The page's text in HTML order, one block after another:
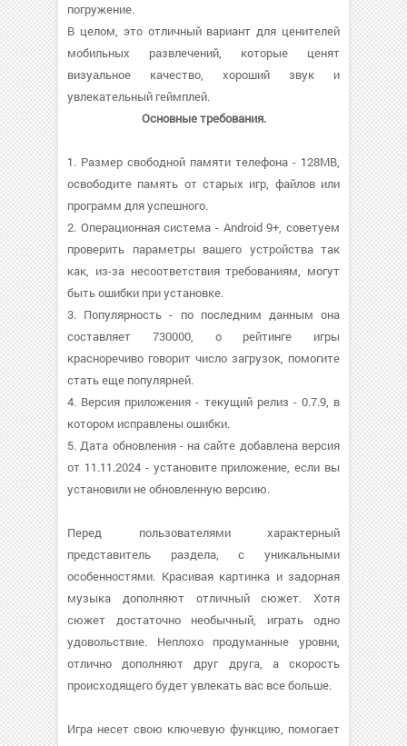
погружение.
В целом, это отличный вариант для ценителей
мобильных развлечений, которые ценят
визуальное качество, хороший звук и
увлекательный геймплей.
Основные требования.
1. Размер свободной памяти телефона - 128MB,
освободите память от старых игр, файлов или
программ для успешного.
2. Операционная система - Android 9+, советуем
проверить параметры вашего устройства так
как, из-за несоответствия требованиям, могут
быть ошибки при установке.
3. Популярность - по последним данным она
составляет 730000, о рейтинге игры
красноречиво говорит число загрузок, помогите
стать еще популярней.
4. Версия приложения - текущий релиз - 0.7.9, в
котором исправлены ошибки.
5. Дата обновления - на сайте добавлена версия
от 11.11.2024 - установите приложение, если вы
установили не обновленную версию.
Перед пользователями характерный
представитель раздела, с уникальными
особенностями. Красивая картинка и задорная
музыка дополняют отличный сюжет. Хотя
сюжет достаточно необычный, играть одно
удовольствие. Неплохо продуманные уровни,
отлично дополняют друг друга, а скорость
происходящего будет увлекать вас все больше.
Игра несет свою ключевую функцию, помогает